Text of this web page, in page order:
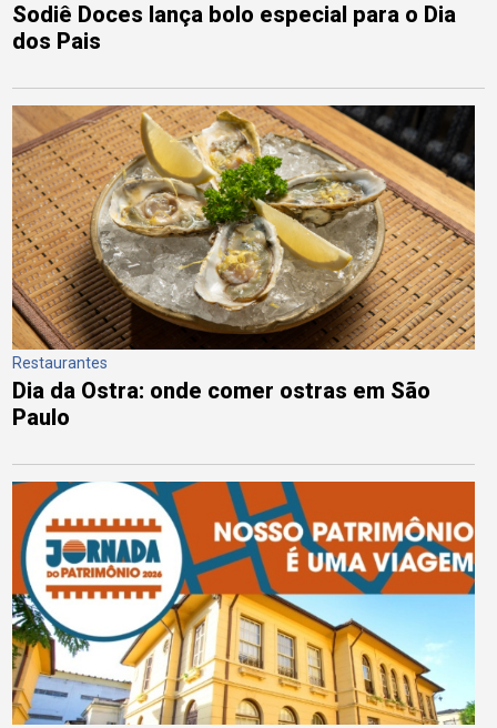
Sodiê Doces lança bolo especial para o Dia
dos Pais
Restaurantes
Dia da Ostra: onde comer ostras em São
Paulo